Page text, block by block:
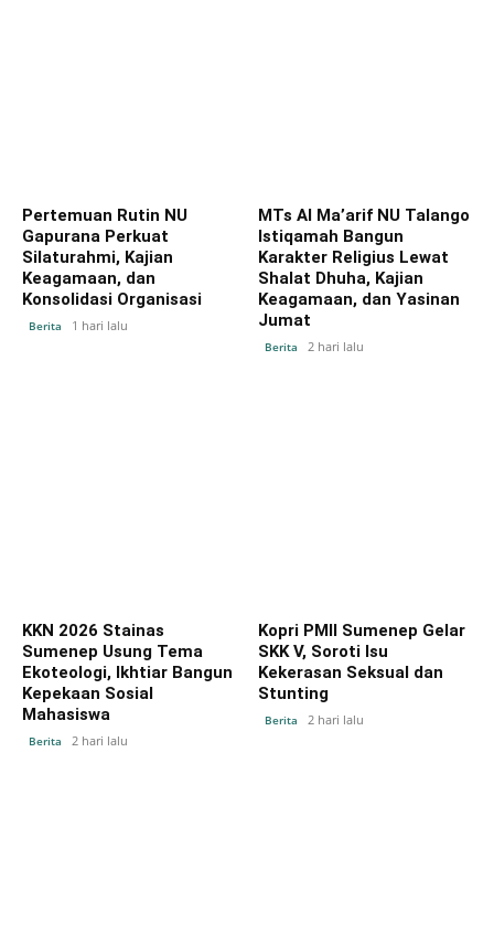
Pertemuan Rutin NU
Gapurana Perkuat
Silaturahmi, Kajian
Keagamaan, dan
Konsolidasi Organisasi
Berita 1 hari lalu
MTs Al Ma’arif NU Talango
Istiqamah Bangun
Karakter Religius Lewat
Shalat Dhuha, Kajian
Keagamaan, dan Yasinan
Jumat
Berita 2 hari lalu
KKN 2026 Stainas
Sumenep Usung Tema
Ekoteologi, Ikhtiar Bangun
Kepekaan Sosial
Mahasiswa
Berita 2 hari lalu
Kopri PMII Sumenep Gelar
SKK V, Soroti Isu
Kekerasan Seksual dan
Stunting
Berita 2 hari lalu